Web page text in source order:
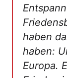
haben
haben:
Europa.